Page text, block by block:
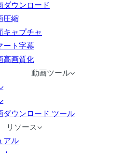
ダウンロード
圧縮
キャプチャ
ート字幕
高画質化
動画ツール
ダウンロード ツール
リソース
アル